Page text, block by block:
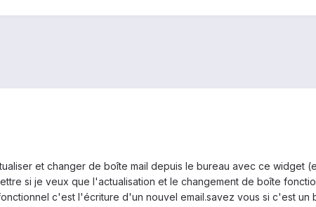
et changer de boîte mail depuis le bureau avec ce widget
si je veux que l'actualisation et le changement de boîte
c'est l'écriture d'un nouvel email.savez vous si c'est un